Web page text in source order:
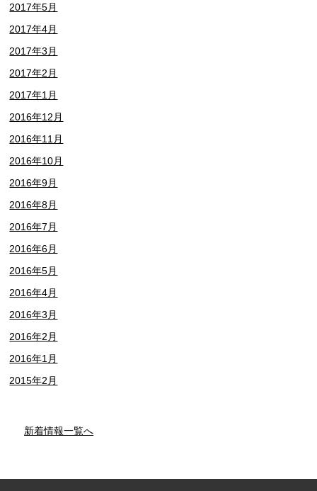
2017年5月
2017年4月
2017年3月
2017年2月
2017年1月
2016年12月
2016年11月
2016年10月
2016年9月
2016年8月
2016年7月
2016年6月
2016年5月
2016年4月
2016年3月
2016年2月
2016年1月
2015年2月
新着情報一覧へ